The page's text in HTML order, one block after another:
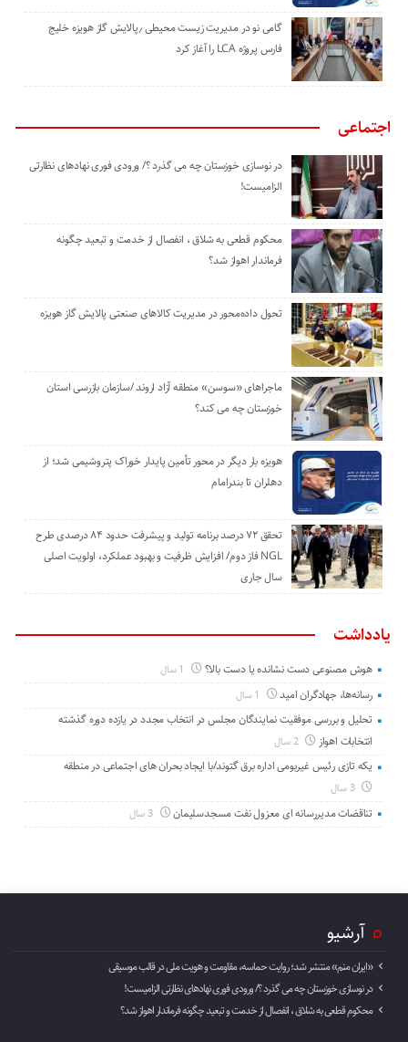
گامی نو در مدیریت زیست ‌محیطی ٫پالایش گاز هویزه خلیج
‌فارس پروژه LCA را آغاز کرد
اجتماعی
در نوسازی خوزستان چه می گذرد ؟/ ورودی فوری نهادهای نظارتی
الزامیست!
محکوم قطعی به شلاق ، انفصال از خدمت و تبعید چگونه
فرماندار اهواز شد؟
تحول داده‌محور در مدیریت کالاهای صنعتی پالایش گاز هویزه
ماجراهای «سوسن» منطقه آزاد اروند /سازمان بازرسی استان
خوزستان چه می کند؟
هویزه بار دیگر در محور تأمین پایدار خوراک پتروشیمی شد؛ از
دهلران تا بندرامام
تحقق ۷۲ درصد برنامه تولید و پیشرفت حدود ۸۴ درصدی طرح
NGL فاز دوم/ افزایش ظرفیت و بهبود عملکرد، اولویت اصلی
سال جاری
یادداشت
هوش مصنوعی دست نشانده یا دست بالا؟
رسانه‌ها، جهادگران امید
تحلیل و بررسی موفقیت نمایندگان مجلس در انتخاب مجدد در یازده دوره گذشته
انتخابات اهواز
2 سال
یکه تازی رئیس غیربومی اداره برق گتوند/با ایجاد بحران های اجتماعی در منطقه
3 سال
تناقضات مدیررسانه ای معزول نفت مسجدسلیمان 3 سال
آرشیو
«ایران منم» منتشر شد؛ روایت حماسه، مقاومت و هویت ملی در قالب موسیقی
در نوسازی خوزستان چه می گذرد ؟/ ورودی فوری نهادهای نظارتی الزامیست!
محکوم قطعی به شلاق ، انفصال از خدمت و تبعید چگونه فرماندار اهواز شد؟